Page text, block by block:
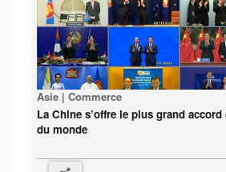
Asie | Commerce
La Chine s’offre le plus grand
du monde